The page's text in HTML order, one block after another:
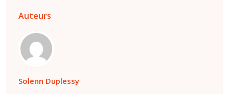
Auteurs
Solenn Duplessy